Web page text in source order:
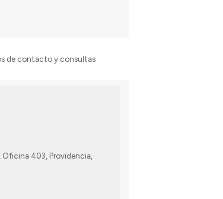
de contacto y consultas
403, Providencia,